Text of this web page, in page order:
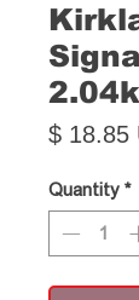
$ 18.85
Quantity *